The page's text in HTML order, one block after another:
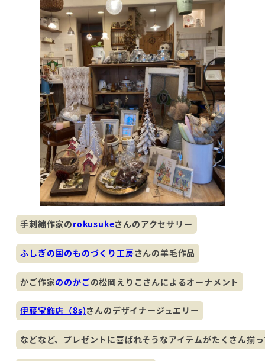
手刺繍作家のrokusukeさんのアクセサリー
ふしぎの国のものづくり工房さんの羊毛作品
かご作家ののかごの松岡えりこさんによるオーナメント
伊藤宝飾店（8s)さんのデザイナージュエリー
などなど、プレゼントに喜ばれそうなアイテムがたくさん揃